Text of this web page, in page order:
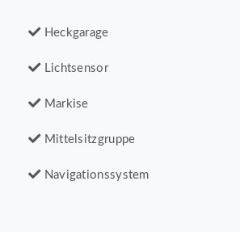
Heckgarage
Lichtsensor
Markise
Mittelsitzgruppe
Navigationssystem